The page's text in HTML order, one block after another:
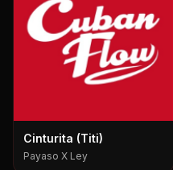
Cinturita (Titi)
Payaso X Ley